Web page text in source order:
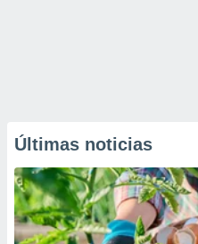
Últimas noticias